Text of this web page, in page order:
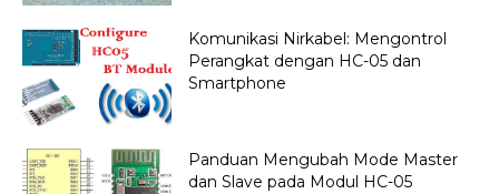
Komunikasi Nirkabel: Mengontrol
Perangkat dengan HC-05 dan
Smartphone
Panduan Mengubah Mode Master
dan Slave pada Modul HC-05